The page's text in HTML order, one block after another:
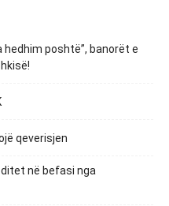
hedhim poshtë”, banorët e
qeverisjen
në befasi nga